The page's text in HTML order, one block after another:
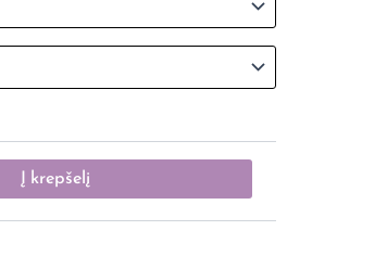
Į krepšelį